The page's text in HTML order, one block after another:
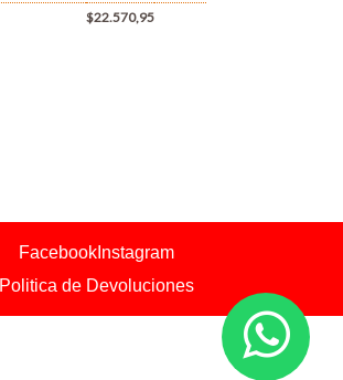
$22.570,95
FacebookInstagram
Politica de Devoluciones